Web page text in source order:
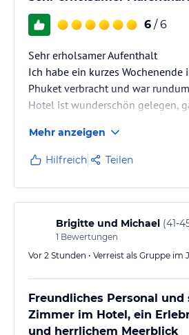
6 / 6
Sehr erholsamer Aufenthalt
Ich habe ein kurzes Wochenende
Phuket verbracht und war
Hotel ist wunderschön gelegen,
über die Nai Harn Bucht.
Die Zimmer mit Meerblick
Terrasse, die perfekt zum
Sonnenbaden einlädt. Der Pool
besonders groß, dafür aber sehr
ausgesprochen gemütlich.
Das Frühstücksbuffet bietet eine
Auswahl und…
Mehr anzeigen
Hilfreich Teilen
Brigitte und Michael (41-
1 Bewertungen
Vor 2 Stunden • Verreist als Gruppe im
Freundliches Personal und
Zimmer im Hotel, ein
und herrlichem Meerblick